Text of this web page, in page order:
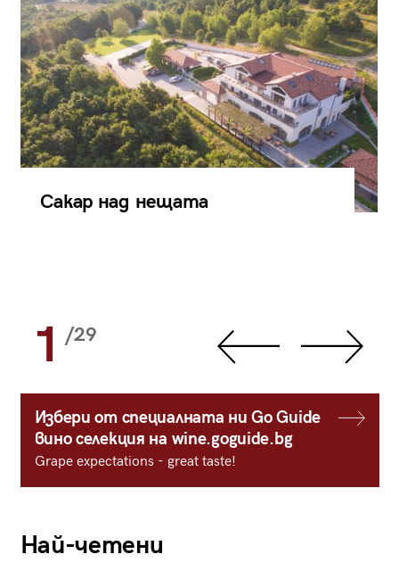
Сакар над нещата
1 /29
Избери от специалната ни Go Guide
вино селекция на wine.goguide.bg
Grape expectations - great taste!
Най-четени